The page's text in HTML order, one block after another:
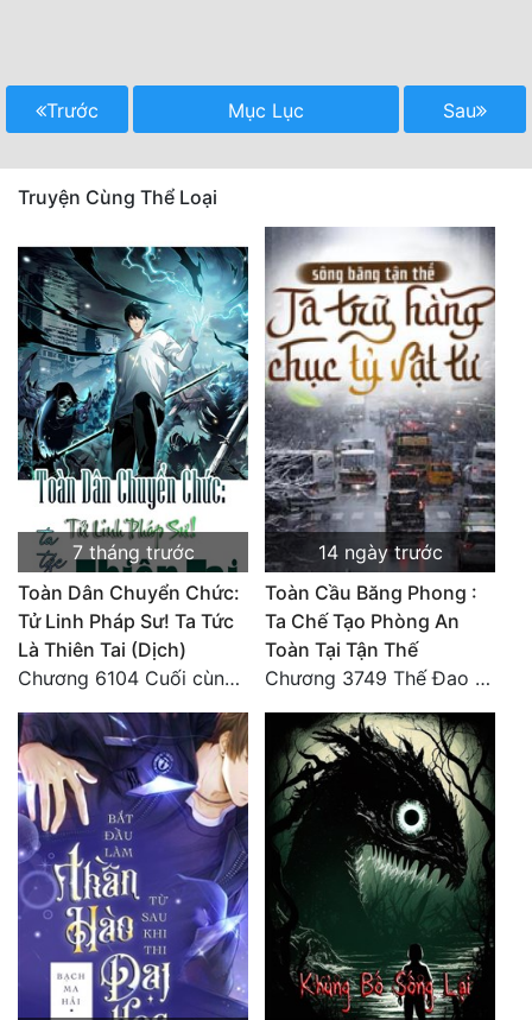
Trước Mục Lục Sau
Truyện Cùng Thể Loại
7 tháng trước
Toàn Dân Chuyển Chức:
Tử Linh Pháp Sư! Ta Tức
Là Thiên Tai (Dịch)
Chương 6104 Cuối cùng (HẾT)
14 ngày trước
Toàn Cầu Băng Phong :
Ta Chế Tạo Phòng An
Toàn Tại Tận Thế
Chương 3749 Thế Đao xuất kích